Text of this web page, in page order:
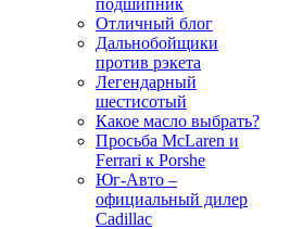
подшипник
Отличный блог
Дальнобойщики
против рэкета
Легендарный
шестисотый
Какое масло выбрать?
Просьба McLaren и
Ferrari к Porshe
Юг-Авто –
официальный дилер
Cadillac